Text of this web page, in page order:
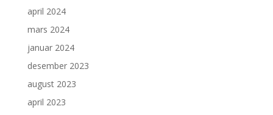
april 2024
mars 2024
januar 2024
desember 2023
august 2023
april 2023